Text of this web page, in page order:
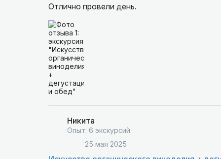
Отлично провели день.
Никита
Опыт: 6 экскурсий
25 мая 2025